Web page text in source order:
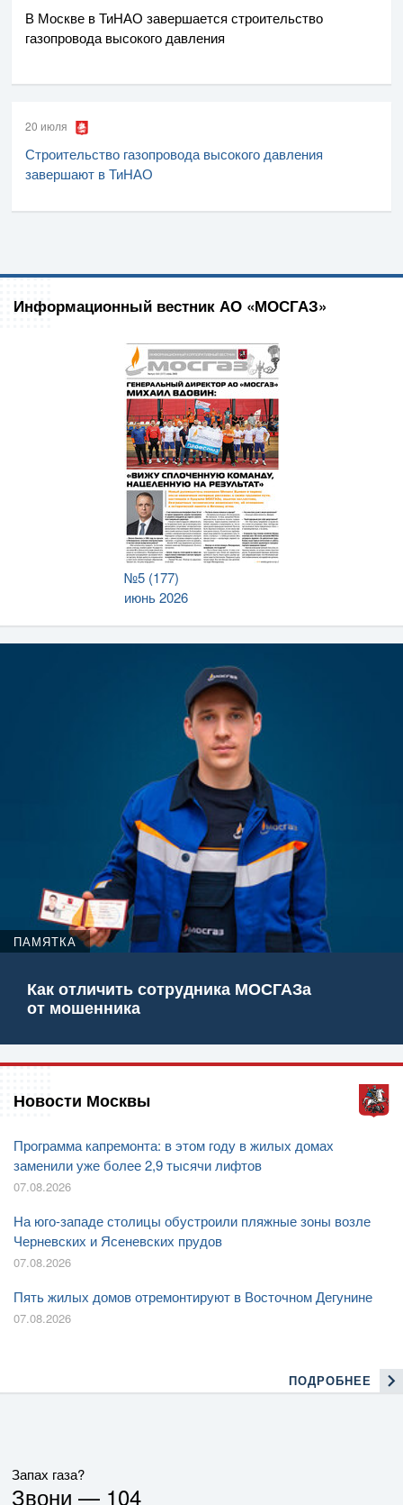
В Москве в ТиНАО завершается строительство
газопровода высокого давления
20 июля
Строительство газопровода высокого давления
завершают в ТиНАО
Информационный вестник АО «МОСГАЗ»
№5 (177)
июнь 2026
ПАМЯТКА
Как отличить сотрудника МОСГАЗа
от мошенника
Новости Москвы
Программа капремонта: в этом году в жилых домах
заменили уже более 2,9 тысячи лифтов
07.08.2026
На юго-западе столицы обустроили пляжные зоны возле
Черневских и Ясеневских прудов
07.08.2026
Пять жилых домов отремонтируют в Восточном Дегунине
07.08.2026
ПОДРОБНЕЕ
Запах газа?
Звони — 104